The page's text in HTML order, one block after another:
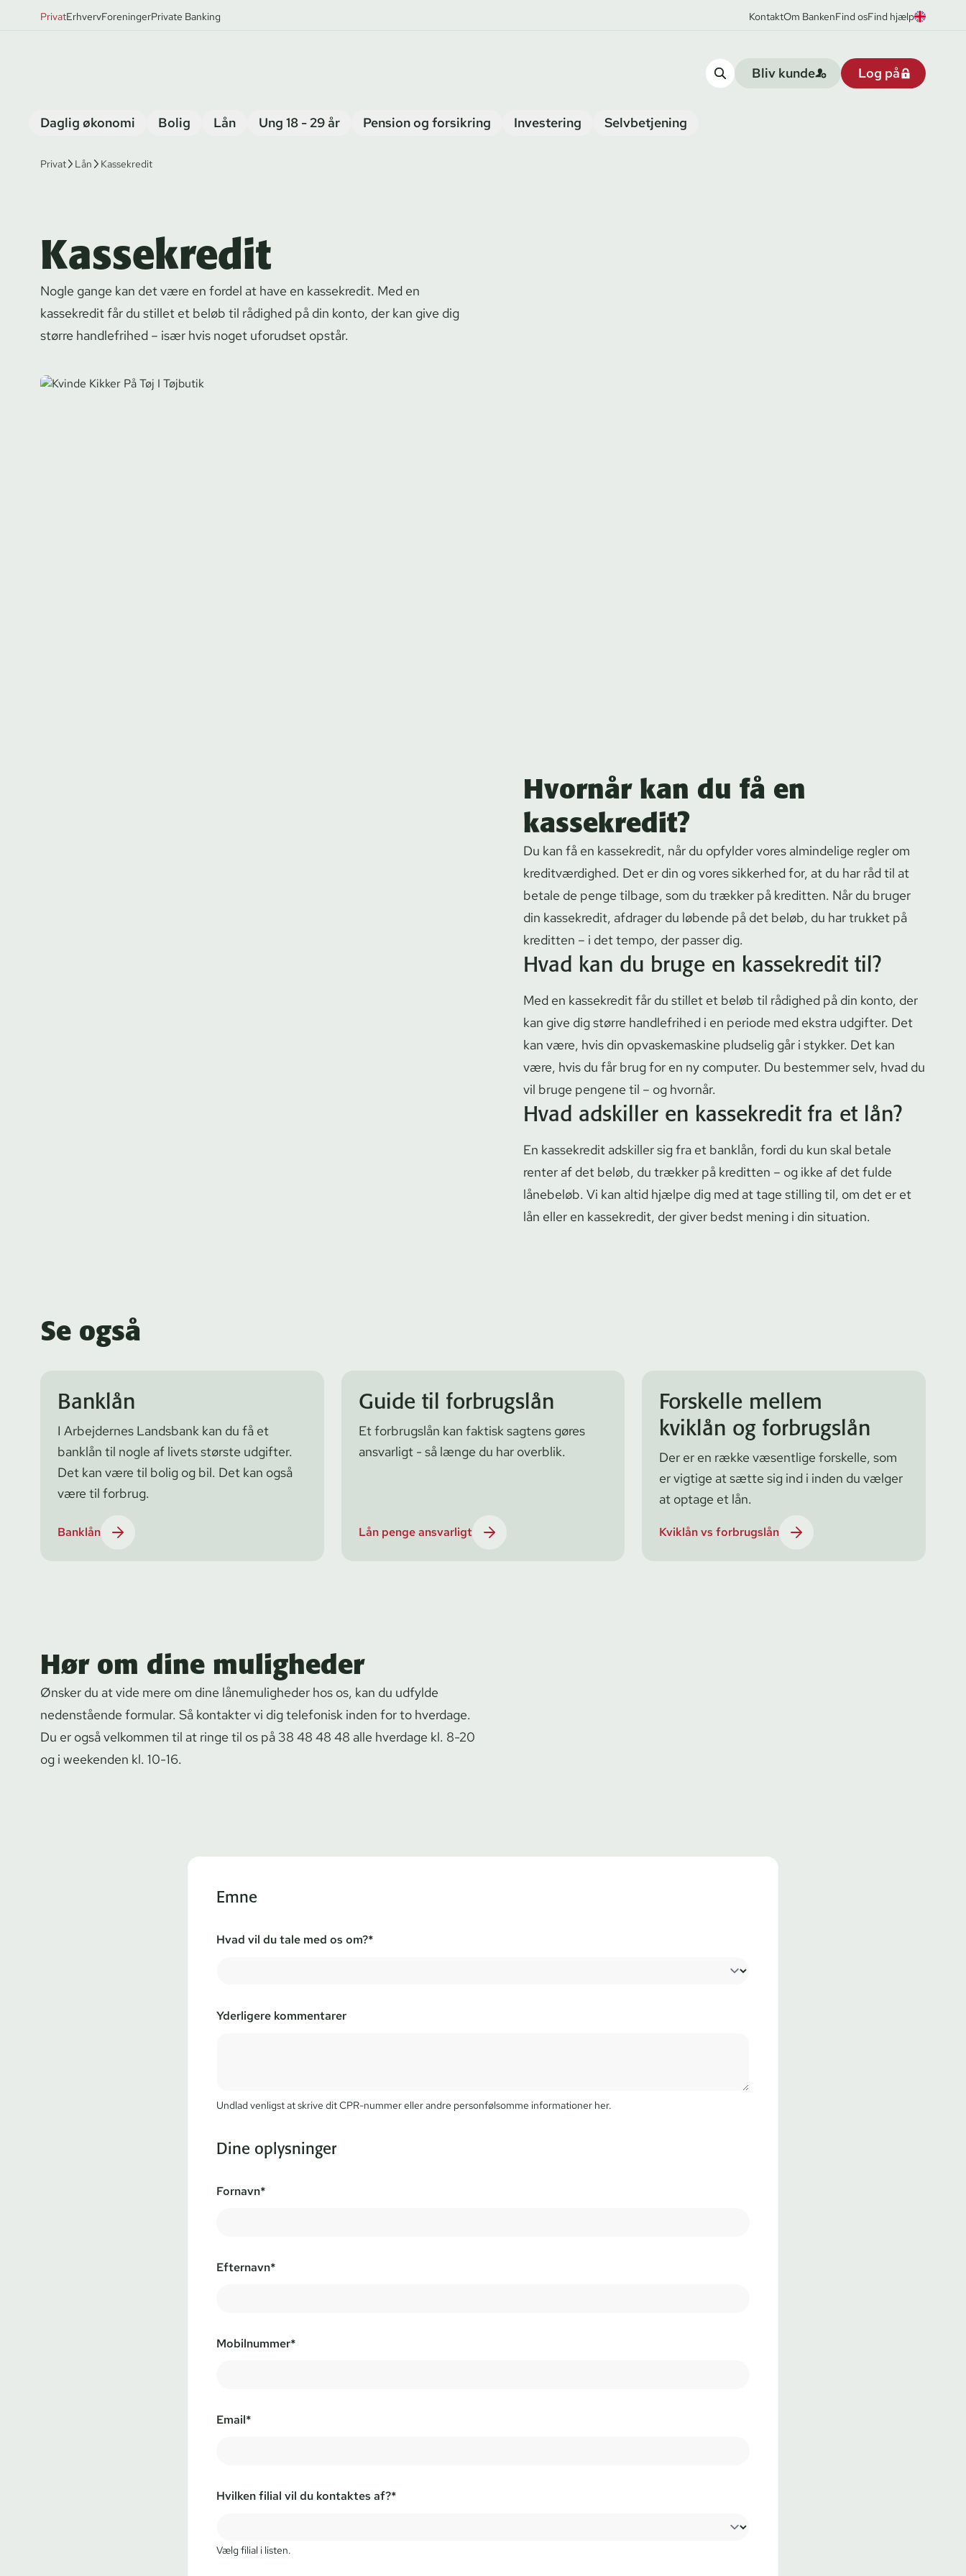
PrivatErhvervForeningerPrivate Banking KontaktOm BankenFind osFind hjælp
Bliv kunde Log på
Daglig økonomi Bolig Lån Ung 18 - 29 år Pension og forsikring Investering Selvbetjening
Privat Lån Kassekredit
Kassekredit
Nogle gange kan det være en fordel at have en kassekredit. Med en
kassekredit får du stillet et beløb til rådighed på din konto, der kan give dig
større handlefrihed – især hvis noget uforudset opstår.
Hvornår kan du få en
kassekredit?
Du kan få en kassekredit, når du opfylder vores almindelige regler om
kre­dit­vær­dig­hed. Det er din og vores sikkerhed for, at du har råd til at
betale de penge tilbage, som du trækker på kreditten. Når du bruger
din kassekredit, afdrager du løbende på det beløb, du har trukket på
kreditten – i det tempo, der passer dig.
Hvad kan du bruge en kassekredit til?
Med en kassekredit får du stillet et beløb til rådighed på din konto, der
kan give dig større handlefrihed i en periode med ekstra udgifter. Det
kan være, hvis din opvaskemaskine pludselig går i stykker. Det kan
være, hvis du får brug for en ny computer. Du bestemmer selv, hvad du
vil bruge pengene til – og hvornår.
Hvad adskiller en kassekredit fra et lån?
En kassekredit adskiller sig fra et banklån, fordi du kun skal betale
renter af det beløb, du trækker på kreditten – og ikke af det fulde
lånebeløb. Vi kan altid hjælpe dig med at tage stilling til, om det er et
lån eller en kassekredit, der giver bedst mening i din situation.
Se også
Banklån
I Arbejdernes Landsbank kan du få et
banklån til nogle af livets største udgifter.
Det kan være til bolig og bil. Det kan også
være til forbrug.
Banklån
Guide til forbrugslån
Et forbrugslån kan faktisk sagtens gøres
ansvarligt - så længe du har overblik.
Lån penge ansvarligt
Forskelle mellem
kviklån og forbrugslån
Der er en række væsentlige forskelle, som
er vigtige at sætte sig ind i inden du vælger
at optage et lån.
Kviklån vs forbrugslån
Hør om dine muligheder
Ønsker du at vide mere om dine lånemuligheder hos os, kan du udfylde
nedenstående formular. Så kontakter vi dig telefonisk inden for to hverdage.
Du er også velkommen til at ringe til os på 38 48 48 48 alle hverdage kl. 8-20
og i weekenden kl. 10-16.
Emne
Hvad vil du tale med os om?*
Yderligere kommentarer
Undlad venligst at skrive dit CPR-nummer eller andre personfølsomme informationer her.
Dine oplysninger
Fornavn*
Efternavn*
Mobilnummer*
Email*
Hvilken filial vil du kontaktes af?*
Vælg filial i listen.